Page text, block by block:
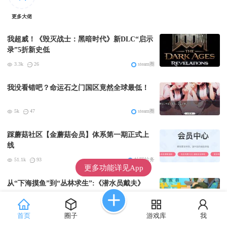
更多大佬
我超威！《毁灭战士：黑暗时代》新DLC“启示
录”5折新史低
3.3k 26 steam圈
我没看错吧？命运石之门国区竟然全球最低！
5k 47 steam圈
踩蘑菇社区【金蘑菇会员】体系第一期正式上
线
51.1k 93 社区站务
从“下海摸鱼”到“丛林求生”:《潜水员戴夫》
DLC《丛林》移动端定档8月14日
18k 游戏圈那些事
首页 圈子 游戏库 我
更多功能详见App